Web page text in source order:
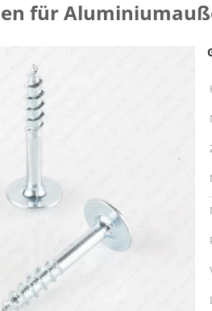
für